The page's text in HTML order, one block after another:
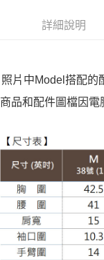
每筆NT$100，滿
每筆NT$100，滿
付款後萊爾富取貨
每筆NT$100，滿
7-11取貨付款
每筆NT$100，滿
付款後7-11取貨
每筆NT$100，滿
大嘴鳥宅配通
每筆NT$100，滿
詳細說明
照片中Model搭配的
商品和配件圖檔因